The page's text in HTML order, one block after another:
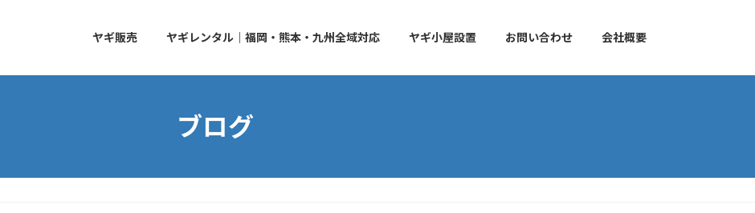
ヤギ販売 ヤギレンタル｜福岡・熊本・九州全域対応 ヤギ小屋設置 お問い合わせ 会社概要
ブログ